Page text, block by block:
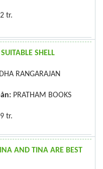
tr.
SHELL
RANGARAJAN
PRATHAM BOOKS
tr.
AND TINA ARE BEST